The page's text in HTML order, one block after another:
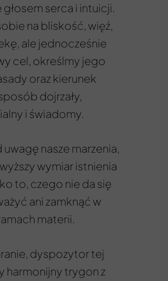
głosem serca i intuicji.
na bliskość, więź,
ale jednocześnie
cel, określmy jego
oraz kierunek
dojrzały,
i świadomy.
nasze marzenia,
wymiar istnienia
to, czego nie da się
ani zamknąć w
materii.
dyspozytor tej
harmonijny trygon z